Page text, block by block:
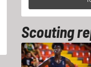
Scouting